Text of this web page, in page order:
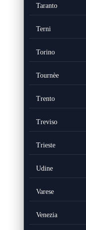
Taranto
Terni
Torino
Tournèe
Trento
Treviso
Trieste
Udine
Varese
Venezia